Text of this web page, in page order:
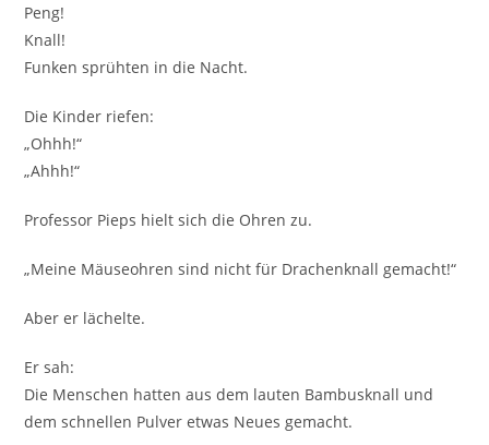
Peng!
Knall!
Funken sprühten in die Nacht.
Die Kinder riefen:
„Ohhh!“
„Ahhh!“
Professor Pieps hielt sich die Ohren zu.
„Meine Mäuseohren sind nicht für Drachenknall gemacht!“
Aber er lächelte.
Er sah:
Die Menschen hatten aus dem lauten Bambusknall und
dem schnellen Pulver etwas Neues gemacht.